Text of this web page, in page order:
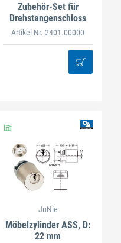
Zubehör-Set für
Drehstangenschloss
Artikel-Nr. 2401.00000
JuNie
Möbelzylinder ASS, D:
22 mm